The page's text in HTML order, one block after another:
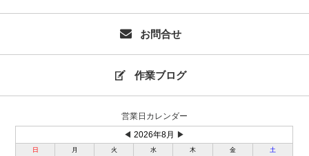
お問合せ
作業ブログ
営業日カレンダー
◀ 2026年8月 ▶
日 月 火 水 木 金
土